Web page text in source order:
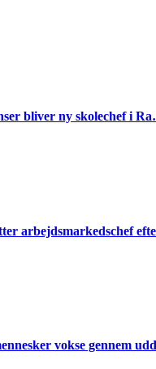
bliver ny skolechef i
arbejdsmarkedschef
vokse gennem